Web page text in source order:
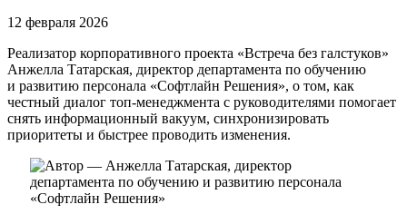
12 февраля 2026
Реализатор корпоративного проекта «Встреча без галстуков»
Анжелла Татарская, директор департамента по обучению
и развитию персонала «Софтлайн Решения», о том, как
честный диалог топ-менеджмента с руководителями помогает
снять информационный вакуум, синхронизировать
приоритеты и быстрее проводить изменения.